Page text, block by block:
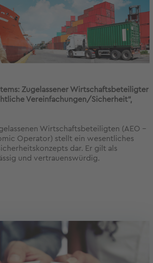
Zugelassener Wirtschaftsbeteiligter
Vereinfachungen/Sicherheit“,
Wirtschaftsbeteiligten (AEO -
Operator) stellt ein wesentliches
dar. Er gilt als
und vertrauenswürdig.